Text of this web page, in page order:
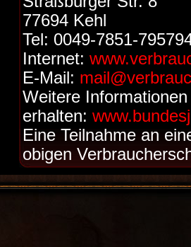
77694 Kehl
Tel: 0049-7851-
Internet:
E-Mail:
Weitere
erhalten:
Eine Teilnahme an
obigen